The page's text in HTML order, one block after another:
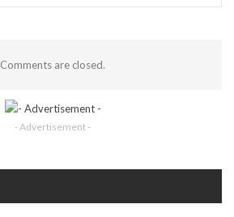
Comments are closed.
- Advertisement -